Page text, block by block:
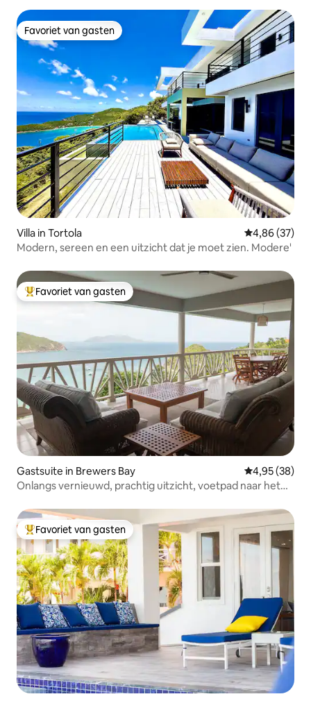
Favoriet van gasten
Favoriet van gasten
Villa in Tortola Gemiddelde
4,86 (37)
Modern, sereen en een uitzicht dat je moet zien. Modere'
Topfavoriet van gasten
Favoriet van gasten
Gastsuite in Brewers Bay Gemiddelde
4,95 (38)
Onlangs vernieuwd, prachtig uitzicht, voetpad naar het
Topfavoriet van gasten
Favoriet van gasten